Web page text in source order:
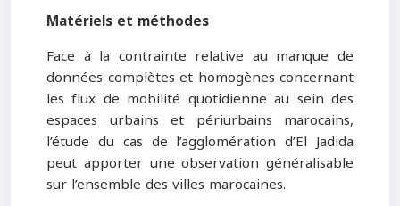
Matériels et méthodes
Face à la contrainte relative au manque de
données complètes et homogènes concernant
les flux de mobilité quotidienne au sein des
espaces urbains et périurbains marocains,
l’étude du cas de l’agglomération d’El Jadida
peut apporter une observation généralisable
sur l’ensemble des villes marocaines.